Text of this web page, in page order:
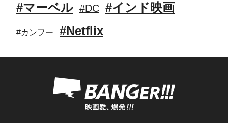
#マーベル #DC #インド映画
#カンフー #Netflix